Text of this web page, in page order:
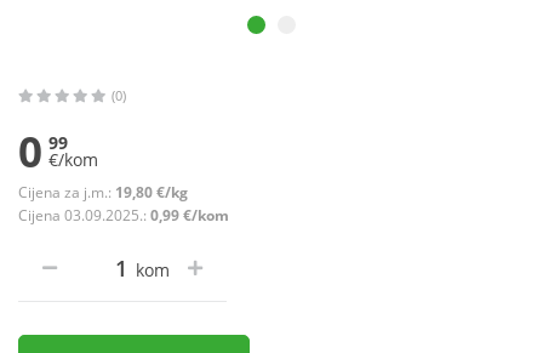
(0)
0 99
€/kom
Cijena za j.m.: 19,80 €/kg
Cijena 03.09.2025.: 0,99 €/kom
kom